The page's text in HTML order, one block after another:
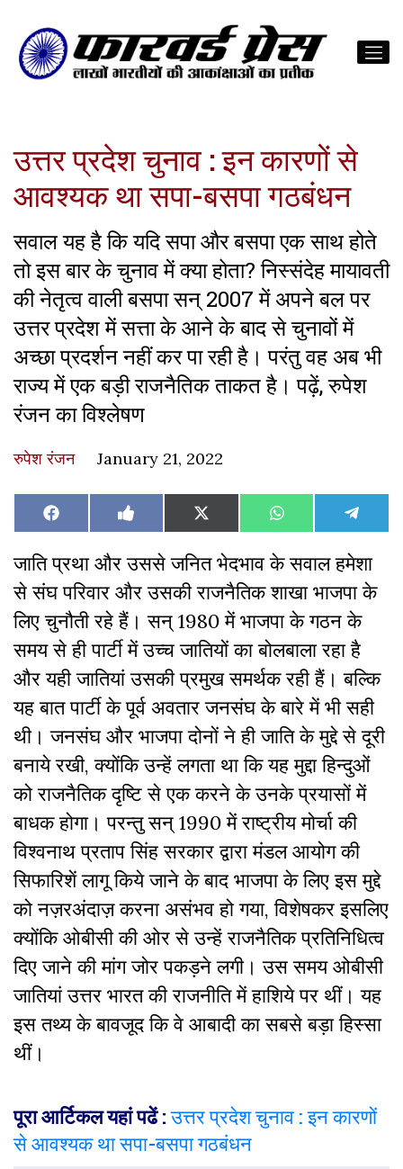
उत्तर प्रदेश चुनाव : इन कारणों से
आवश्यक था सपा-बसपा गठबंधन
सवाल यह है कि यदि सपा और बसपा एक साथ होते
तो इस बार के चुनाव में क्या होता? निस्संदेह मायावती
की नेतृत्व वाली बसपा सन् 2007 में अपने बल पर
उत्तर प्रदेश में सत्ता के आने के बाद से चुनावों में
अच्छा प्रदर्शन नहीं कर पा रही है। परंतु वह अब भी
राज्य में एक बड़ी राजनैतिक ताकत है। पढ़ें, रुपेश
रंजन का विश्लेषण
रुपेश रंजन January 21, 2022
Share
on
Facebook Share
on
Like
on
Facebook
Share
on
X
(Twitter)
Share
on
WhatsAppShare
on
जाति प्रथा और उससे जनित भेदभाव के सवाल हमेशा
से संघ परिवार और उसकी राजनैतिक शाखा भाजपा के
लिए चुनौती रहे हैं। सन् 1980 में भाजपा के गठन के
समय से ही पार्टी में उच्च जातियों का बोलबाला रहा है
और यही जातियां उसकी प्रमुख समर्थक रही हैं। बल्कि
यह बात पार्टी के पूर्व अवतार जनसंघ के बारे में भी सही
थी। जनसंघ और भाजपा दोनों ने ही जाति के मुद्दे से दूरी
बनाये रखी, क्योंकि उन्हें लगता था कि यह मुद्दा हिन्दुओं
को राजनैतिक दृष्टि से एक करने के उनके प्रयासों में
बाधक होगा। परन्तु सन् 1990 में राष्ट्रीय मोर्चा की
विश्वनाथ प्रताप सिंह सरकार द्वारा मंडल आयोग की
सिफारिशें लागू किये जाने के बाद भाजपा के लिए इस मुद्दे
को नज़रअंदाज़ करना असंभव हो गया, विशेषकर इसलिए
क्योंकि ओबीसी की ओर से उन्हें राजनैतिक प्रतिनिधित्व
दिए जाने की मांग जोर पकड़ने लगी। उस समय ओबीसी
जातियां उत्तर भारत की राजनीति में हाशिये पर थीं। यह
इस तथ्य के बावजूद कि वे आबादी का सबसे बड़ा हिस्सा
थीं।
पूरा आर्टिकल यहां पढें :उत्तर प्रदेश चुनाव : इन कारणों
से आवश्यक था सपा-बसपा गठबंधन